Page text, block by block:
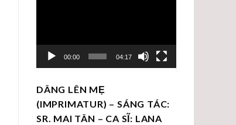
00:00 04:17
DÂNG LÊN MẸ
(IMPRIMATUR) – SÁNG TÁC:
SR. MAI TÂN – CA SĨ: LANA